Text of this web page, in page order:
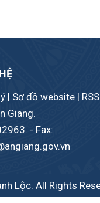
| Sơ đồ website | RSS
Giang.
- Fax:
Lộc. All Rights